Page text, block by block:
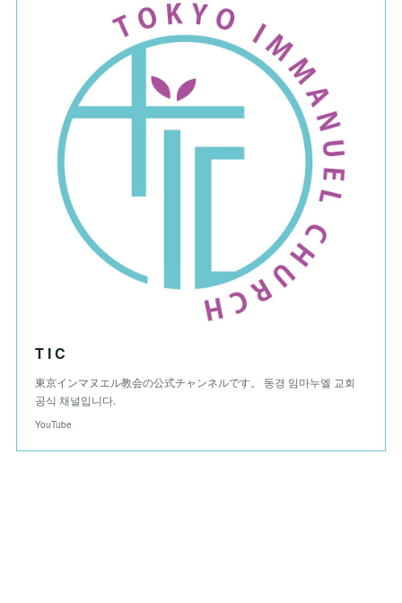
T I C
東京インマヌエル教会の公式チャンネルです。 동경 임마누엘 교회
공식 채널입니다.
YouTube